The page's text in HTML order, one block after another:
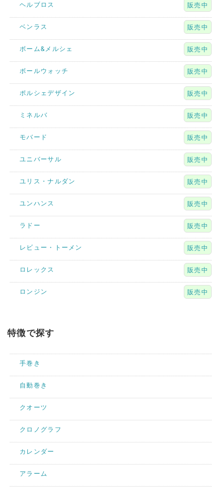
ヘルブロス 販売中
ベンラス 販売中
ボーム&メルシェ 販売中
ボールウォッチ 販売中
ポルシェデザイン 販売中
ミネルバ 販売中
モバード 販売中
ユニバーサル 販売中
ユリス・ナルダン 販売中
ユンハンス 販売中
ラドー 販売中
レビュー・トーメン 販売中
ロレックス 販売中
ロンジン 販売中
特徴で探す
手巻き
自動巻き
クオーツ
クロノグラフ
カレンダー
アラーム